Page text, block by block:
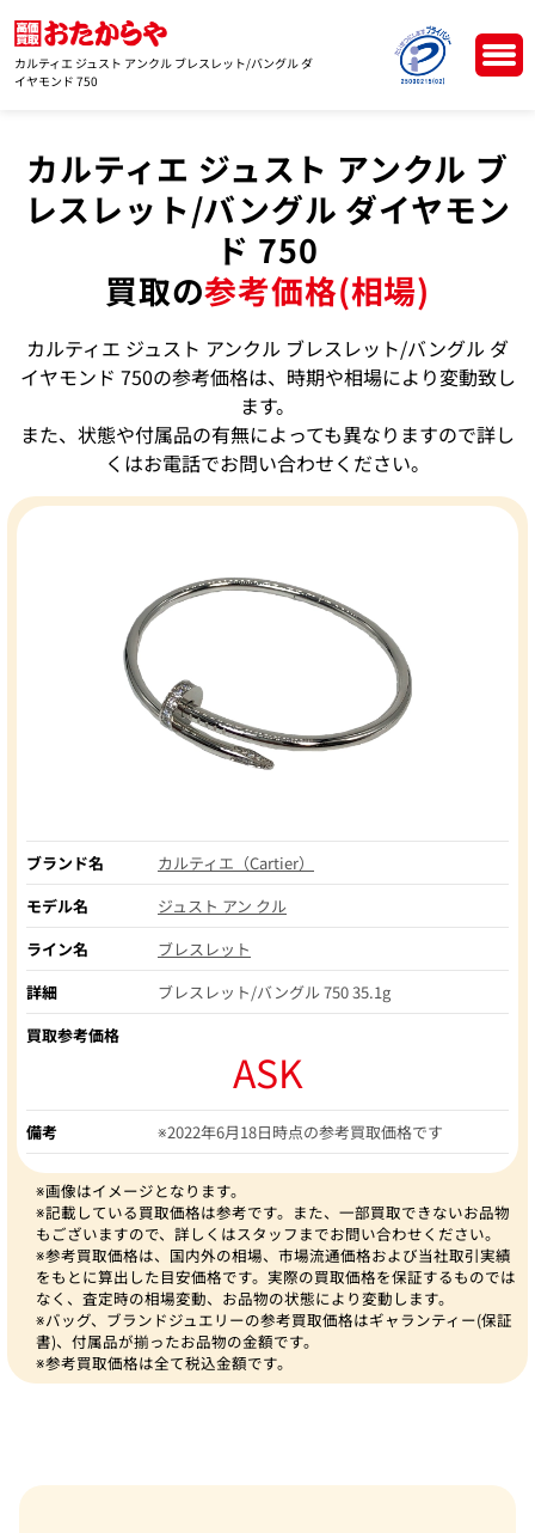
カルティエ ジュスト アンクル ブレスレット/バングル ダ
イヤモンド 750
カルティエ ジュスト アンクル ブ
レスレット/バングル ダイヤモン
ド 750
買取の参考価格(相場)
カルティエ ジュスト アンクル ブレスレット/バングル ダ
イヤモンド 750の参考価格は、時期や相場により変動致し
ます。
また、状態や付属品の有無によっても異なりますので詳し
くはお電話でお問い合わせください。
ブランド名
カルティエ（Cartier）
モデル名
ジュスト アン クル
ライン名
ブレスレット
詳細
ブレスレット/バングル 750 35.1g
買取参考価格
ASK
備考 ※2022年6月18日時点の参考買取価格です
※画像はイメージとなります。
※記載している買取価格は参考です。また、一部買取できないお品物
もございますので、詳しくはスタッフまでお問い合わせください。
※参考買取価格は、国内外の相場、市場流通価格および当社取引実績
をもとに算出した目安価格です。実際の買取価格を保証するものでは
なく、査定時の相場変動、お品物の状態により変動します。
※バッグ、ブランドジュエリーの参考買取価格はギャランティー(保証
書)、付属品が揃ったお品物の金額です。
※参考買取価格は全て税込金額です。